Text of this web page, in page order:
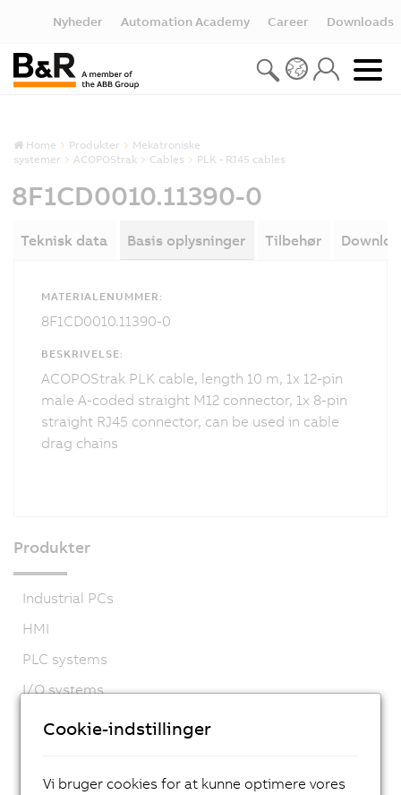
Nyheder Automation Academy Career Downloads
Home Produkter
Mekatroniske
systemer
ACOPOStrak Cables PLK - RJ45 cables
8F1CD0010.11390-0
Teknisk data Basis oplysninger Tilbehør
MATERIALENUMMER:
8F1CD0010.11390-0
BESKRIVELSE:
ACOPOStrak PLK cable, length 10 m, 1x 12-pin
male A-coded straight M12 connector, 1x 8-pin
straight RJ45 connector, can be used in cable
drag chains
Produkter
Industrial PCs
HMI
PLC systems
I/O systems
Vision systemer
Motion control
Cookie-indstillinger
Vi bruger cookies for at kunne optimere vores